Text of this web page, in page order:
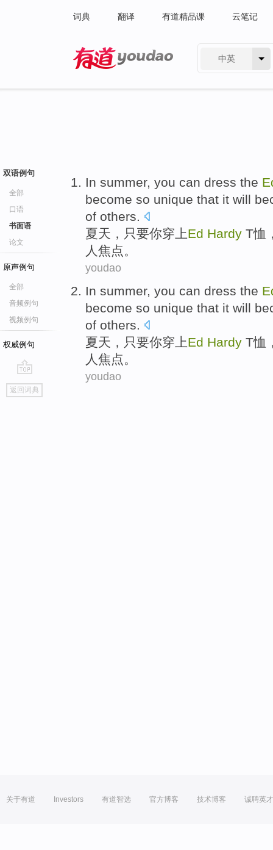
词典 翻译 有道精品课 云笔记
中英
双语例句
全部
口语
书面语
论文
原声例句
全部
音频例句
视频例句
权威例句
go
top
返回词典
In summer, you can dress the
become so unique that it will
of others.
夏天 ， 只要你穿上Ed Hardy T恤
人焦点。
youdao
In summer, you can dress the
become so unique that it will
of others.
夏天 ， 只要你穿上Ed Hardy T恤
人焦点。
youdao
关于有道 Investors 有道智选 官方博客 技术博客 诚聘英才